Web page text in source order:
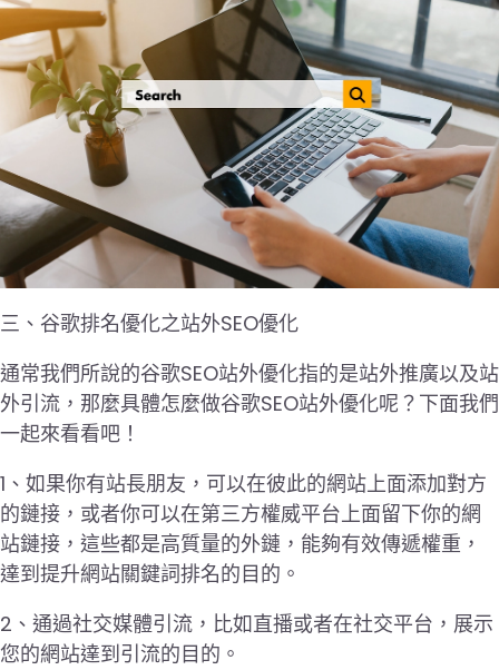
三、谷歌排名優化之站外SEO優化
通常我們所說的谷歌SEO站外優化指的是站外推廣以及站
外引流，那麼具體怎麼做谷歌SEO站外優化呢？下面我們
一起來看看吧！
1、如果你有站長朋友，可以在彼此的網站上面添加對方
的鏈接，或者你可以在第三方權威平台上面留下你的網
站鏈接，這些都是高質量的外鏈，能夠有效傳遞權重，
達到提升網站關鍵詞排名的目的。
2、通過社交媒體引流，比如直播或者在社交平台，展示
您的網站達到引流的目的。